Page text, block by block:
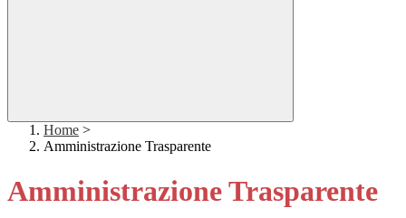
Home >
Amministrazione Trasparente
Amministrazione Trasparente